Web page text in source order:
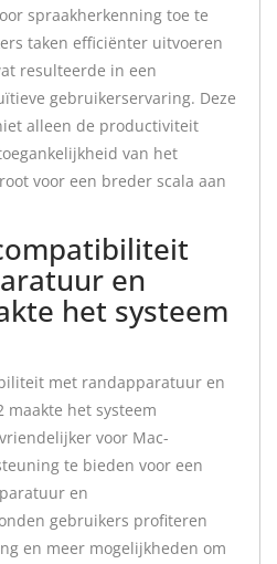
spraakherkenning toe te
taken efficiënter uitvoeren
resulteerde in een
gebruikerservaring. Deze
alleen de productiviteit
van het
voor een breder scala aan
en
het systeem
met randapparatuur en
maakte het systeem
voor Mac-
te bieden voor een
en
gebruikers profiteren
en meer mogelijkheden om